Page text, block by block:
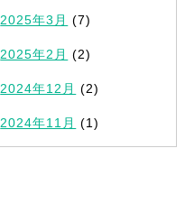
2025年3月 (7)
2025年2月 (2)
2024年12月 (2)
2024年11月 (1)